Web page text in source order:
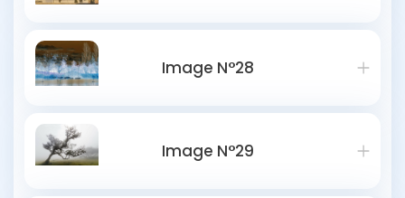
Image N°28
Image N°29